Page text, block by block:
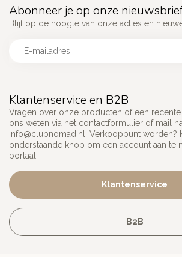
Klantenservice en B2B
Vragen over onze producten of een recente
ons weten via het contactformulier of mail
info@clubnomad.nl . Verkooppunt worden?
onderstaande knop om een account aan te
portaal.
Klantenservice
B2B
Abonneer je op onze
Blijf op de hoogte van onze acties en